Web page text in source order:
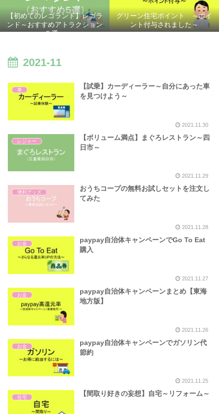
【初めてのレゴランド】レゴラ
ンド～おすすめアトラクション
５選～
グリーン住宅ポイント ～ポイ
ント付与されました～
2021-11
車
【試乗】カーディーラー～自分にあった車
を見つけよう～
2021.11.30
レジャー
【ボリューム満点】まぐろレストラン～四
日市～
2021.11.29
便利グッズ
おうちコープの無料お試しセットを注文し
てみた
2021.11.28
お金
paypay自治体キャンペーンでGo To Eat
購入
2021.11.27
お金
paypay自治体キャンペーンまとめ【東海
地方版】
2021.11.26
お金
paypay自治体キャンペーンでガソリン代
節約
2021.11.25
住宅 【間取り好きの妄想】自宅～リフォーム～